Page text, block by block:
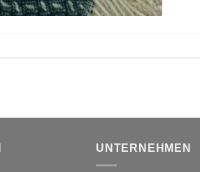
UNTERNEHMEN